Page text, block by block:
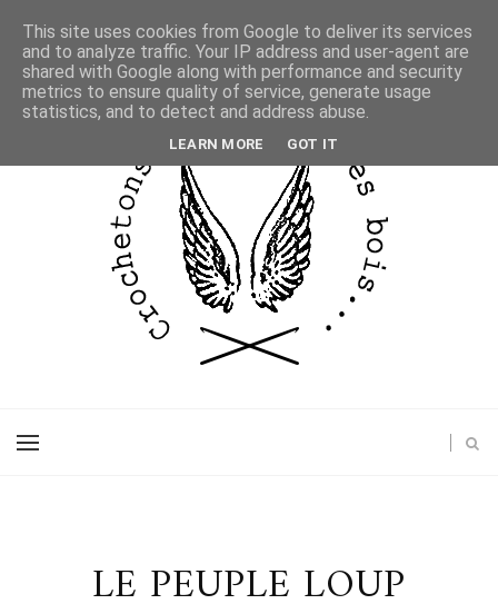
LE PEUPLE LOUP
This site uses cookies from Google to deliver its services
and to analyze traffic. Your IP address and user-agent are
shared with Google along with performance and security
metrics to ensure quality of service, generate usage
statistics, and to detect and address abuse.
LEARN MORE GOT IT